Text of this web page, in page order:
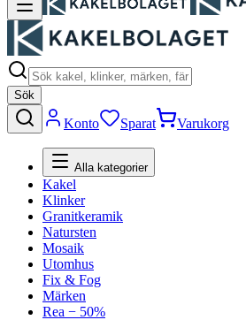
Sök
Konto Sparat Varukorg
Alla kategorier
Kakel
Klinker
Granitkeramik
Natursten
Mosaik
Utomhus
Fix & Fog
Märken
Rea − 50%